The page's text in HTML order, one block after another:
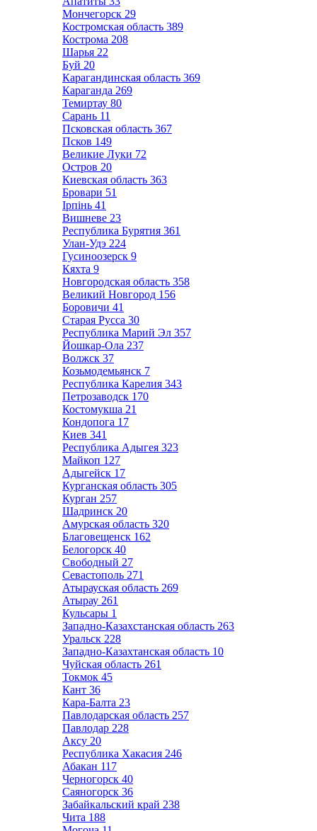
Мончегорск 29
Костромская область 389
Кострома 208
Шарья 22
Буй 20
Карагандинская область 369
Караганда 269
Темиртау 80
Сарань 11
Псковская область 367
Псков 149
Великие Луки 72
Остров 20
Киевская область 363
Бровари 51
Ірпінь 41
Вишневе 23
Республика Бурятия 361
Улан-Удэ 224
Гусиноозерск 9
Кяхта 9
Новгородская область 358
Великий Новгород 156
Боровичи 41
Старая Русса 30
Республика Марий Эл 357
Йошкар-Ола 237
Волжск 37
Козьмодемьянск 7
Республика Карелия 343
Петрозаводск 170
Костомукша 21
Кондопога 17
Киев 341
Республика Адыгея 323
Майкоп 127
Адыгейск 17
Курганская область 305
Курган 257
Шадринск 20
Амурская область 320
Благовещенск 162
Белогорск 40
Свободный 27
Севастополь 271
Атырауская область 269
Атырау 261
Кульсары 1
Западно-Казахстанская область 263
Уральск 228
Западно-Казахтанская область 10
Чуйская область 261
Токмок 45
Кант 36
Кара-Балта 23
Павлодарская область 257
Павлодар 228
Аксу 20
Республика Хакасия 246
Абакан 117
Черногорск 40
Саяногорск 36
Забайкальский край 238
Чита 188